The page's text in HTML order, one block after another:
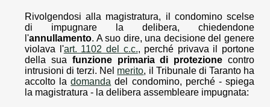
Rivolgendosi alla magistratura, il condomino scelse
di impugnare la delibera, chiedendone
l'annullamento. A suo dire, una decisione del genere
violava l'art. 1102 del c.c., perché privava il portone
della sua funzione primaria di protezionecontro
intrusioni di terzi. Nel merito, il Tribunale di Taranto ha
accolto ladomanda del condomino, perché - spiega
la magistratura - la delibera assembleare impugnata: